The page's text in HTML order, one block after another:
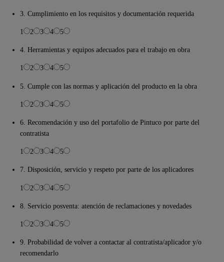
3. Cumplimiento en los requisitos y documentación requerida
1 2 3 4 5
4. Herramientas y equipos adecuados para el trabajo en obra
1 2 3 4 5
5. Cumple con las normas y aplicación del producto en la obra
1 2 3 4 5
6. Recomendación y uso del portafolio de Pintuco por parte del
contratista
1 2 3 4 5
7. Disposición, servicio y respeto por parte de los aplicadores
1 2 3 4 5
8. Servicio posventa: atención de reclamaciones y novedades
1 2 3 4 5
9. Probabilidad de volver a contactar al contratista/aplicador y/o
recomendarlo